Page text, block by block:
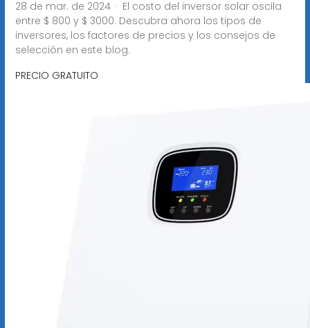
28 de mar. de 2024 · El costo del inversor solar oscila
entre $ 800 y $ 3000. Descubra ahora los tipos de
inversores, los factores de precios y los consejos de
selección en este blog.
PRECIO GRATUITO